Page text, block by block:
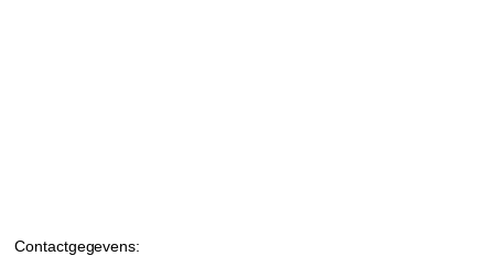
Contactgegevens: